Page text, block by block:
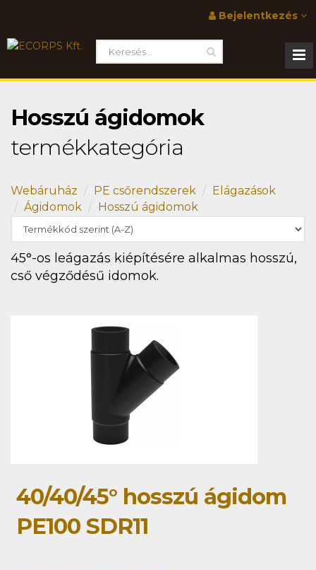
Bejelentkezés
Hosszú ágidomok
termékkategória
Webáruház PE csőrendszerek
Elágazások
Ágidomok
Hosszú ágidomok
45°-os leágazás kiépítésére alkalmas hosszú,
cső végződésű idomok.
40/40/45° hosszú ágidom
PE100 SDR11